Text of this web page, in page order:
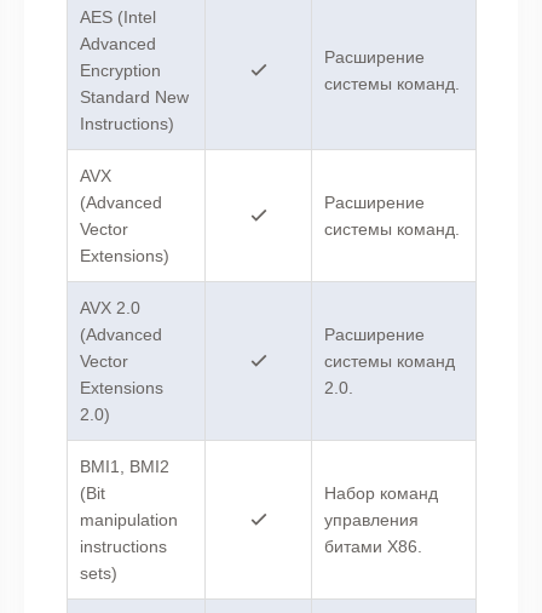
AES (Intel
Advanced
Encryption
Standard New
Instructions)
Расширение
системы команд.
AVX
(Advanced
Vector
Extensions)
Расширение
системы команд.
AVX 2.0
(Advanced
Vector
Extensions
2.0)
Расширение
системы команд
2.0.
BMI1, BMI2
(Bit
manipulation
instructions
sets)
Набор команд
управления
битами X86.